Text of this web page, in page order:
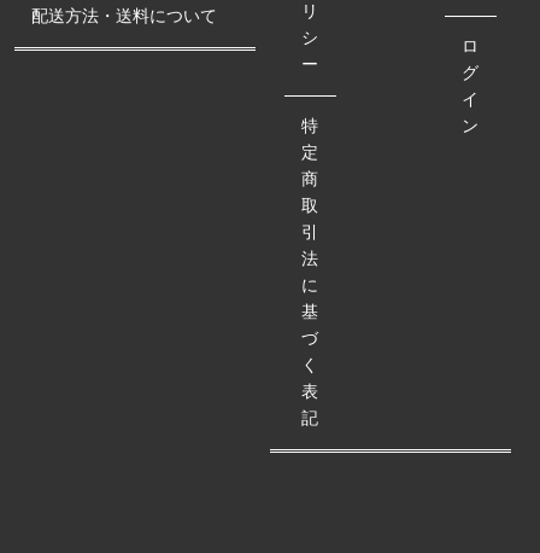
配送方法・送料について
リ
シ
ー
特
定
商
取
引
法
に
基
づ
く
表
記
ロ
グ
イ
ン